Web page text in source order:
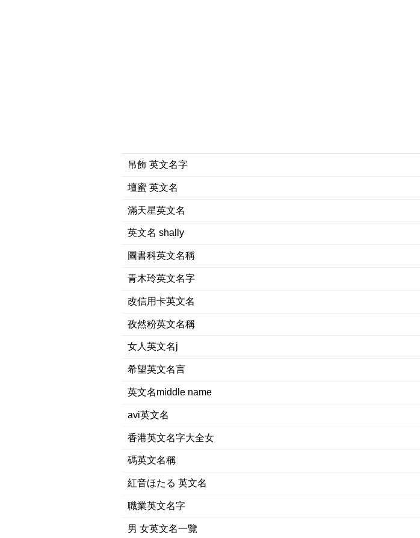
吊飾 英文名字
壇蜜 英文名
滿天星英文名
英文名 shally
圖書科英文名稱
青木玲英文名字
改信用卡英文名
孜然粉英文名稱
女人英文名j
希望英文名言
英文名middle name
avi英文名
香港英文名字大全女
碼英文名稱
紅音ほたる 英文名
職業英文名字
男 女英文名一覽